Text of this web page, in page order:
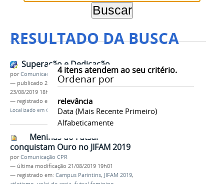
RESULTADO DA BUSCA
4itens atendem ao seu critério.
Ordenar por
relevância
Data (mais Recente Primeiro)
Alfabeticamente
Superação e Dedicação
porComunicação COARI
— publicado 23/08/2019 —última modificação
23/08/2019 18h07
— registrado em:
JIFAM 2019,IFAM CCO
Localizado em CAMPUS /Coari /Notícias
Meninas do Futsal
conquistam Ouro no JIFAM 2019
porComunicação CPR
— última modificação 21/08/2019 19h01
— registrado em: Campus Parintins, JIFAM 2019,